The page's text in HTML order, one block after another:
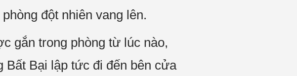
đột nhiên vang lên.
gắn trong phòng từ lúc nào,
Bại lập tức đi đến bên cửa